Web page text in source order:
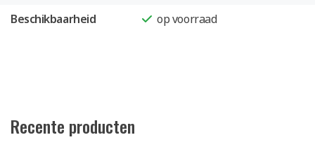
Beschikbaarheid
op voorraad
Recente producten